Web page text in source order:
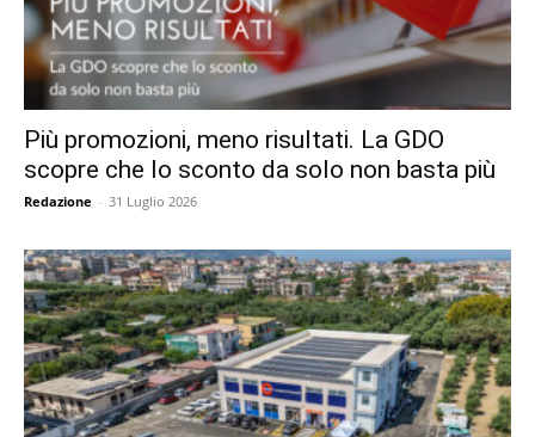
Più promozioni, meno risultati. La GDO
scopre che lo sconto da solo non basta più
Redazione - 31 Luglio 2026